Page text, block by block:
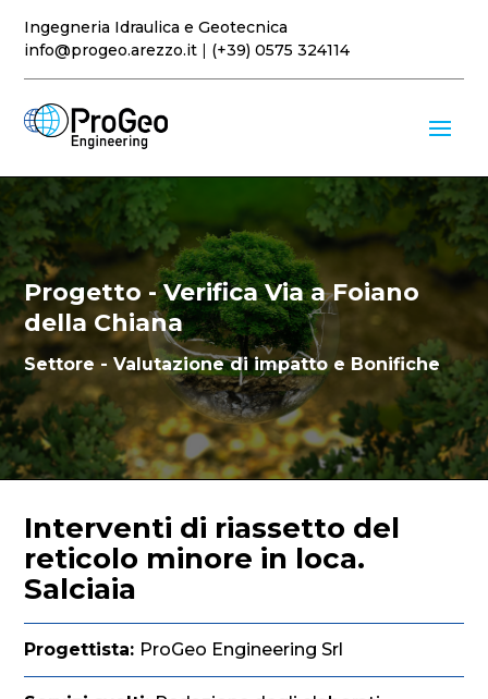
Ingegneria Idraulica e Geotecnica
info@progeo.arezzo.it | (+39) 0575 324114
Progetto - Verifica Via a Foiano
della Chiana
Settore - Valutazione di impatto e Bonifiche
Interventi di riassetto del
reticolo minore in loca.
Salciaia
Progettista: ProGeo Engineering Srl